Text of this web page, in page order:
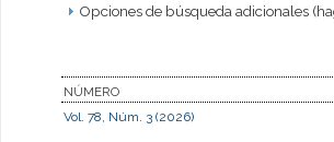
Opciones de búsqueda adicionales
NÚMERO
Vol. 78, Núm. 3 (2026)